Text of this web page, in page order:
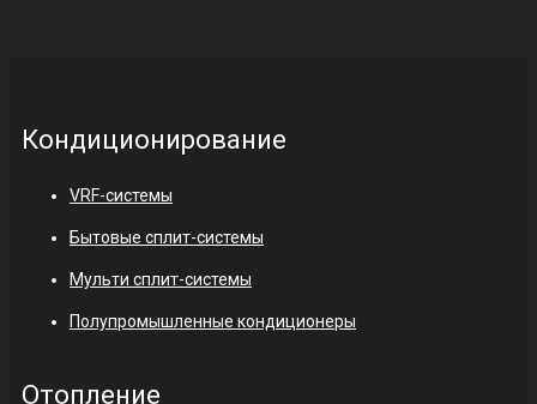
Кондиционирование
VRF-системы
Бытовые сплит-системы
Мульти сплит-системы
Полупромышленные кондиционеры
Отопление